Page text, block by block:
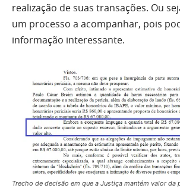
realização de suas transações. Ou
um processo a acompanhar, pois
informação interessante.
Trecho de decisão em que a Justiça mantém valor